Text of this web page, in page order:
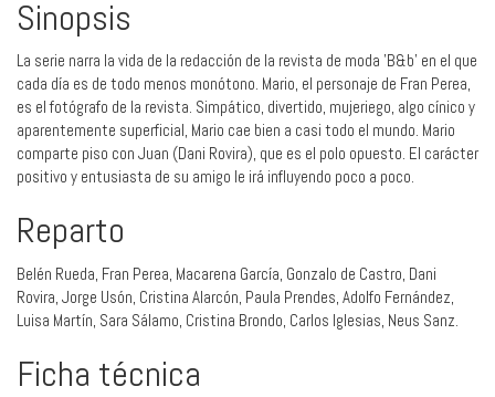
Sinopsis
La serie narra la vida de la redacción de la revista de moda 'B&b' en el que
cada día es de todo menos monótono. Mario, el personaje de Fran Perea,
es el fotógrafo de la revista. Simpático, divertido, mujeriego, algo cínico y
aparentemente superficial, Mario cae bien a casi todo el mundo. Mario
comparte piso con Juan (Dani Rovira), que es el polo opuesto. El carácter
positivo y entusiasta de su amigo le irá influyendo poco a poco.
Reparto
Belén Rueda, Fran Perea, Macarena García, Gonzalo de Castro, Dani
Rovira, Jorge Usón, Cristina Alarcón, Paula Prendes, Adolfo Fernández,
Luisa Martín, Sara Sálamo, Cristina Brondo, Carlos Iglesias, Neus Sanz.
Ficha técnica